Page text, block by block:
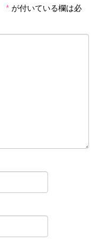
* が付いている欄は必